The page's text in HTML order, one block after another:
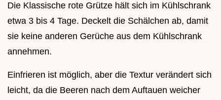
Die Klassische rote Grütze hält sich im Kühlschrank
etwa 3 bis 4 Tage. Deckelt die Schälchen ab, damit
sie keine anderen Gerüche aus dem Kühlschrank
annehmen.
Einfrieren ist möglich, aber die Textur verändert sich
leicht, da die Beeren nach dem Auftauen weicher